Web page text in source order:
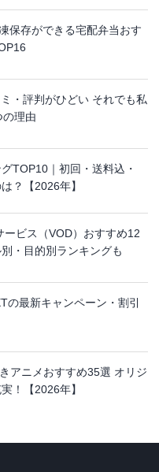
保存ができる宅配弁当おす
・評判がひどい それでも私
理由
TOP10｜初回・送料込・
？【2026年】
ービス（VOD）おすすめ12
・目的別ランキングも
の最新キャンペーン・割引
アニメおすすめ35選 オリジ
！【2026年】